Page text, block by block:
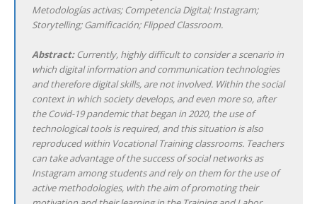
Metodologías activas; Competencia Digital; Instagram;
Storytelling; Gamificación; Flipped Classroom.
Abstract:Currently, highly difficult to consider a scenario in
which digital information and communication technologies
and therefore digital skills, are not involved. Within the social
context in which society develops, and even more so, after
the Covid-19 pandemic that began in 2020, the use of
technological tools is required, and this situation is also
reproduced within Vocational Training classrooms. Teachers
can take advantage of the success of social networks as
Instagram among students and rely on them for the use of
active methodologies, with the aim of promoting their